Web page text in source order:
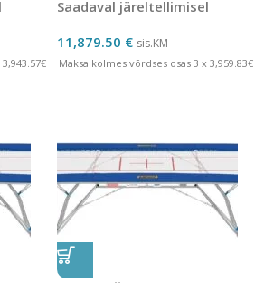
Saadaval järeltellimisel
11,879.50 € sis.KM
Maksa kolmes võrdses osas 3 x 3,959.83€